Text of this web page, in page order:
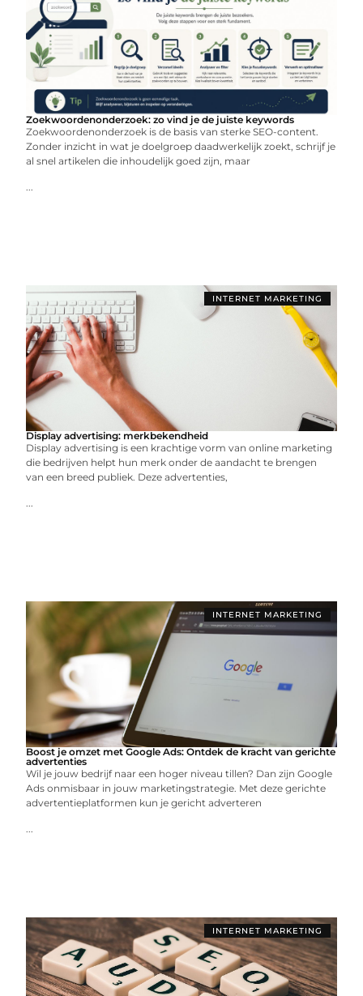
Zoekwoordenonderzoek: zo vind je de juiste keywords
Zoekwoordenonderzoek is de basis van sterke SEO-content.
Zonder inzicht in wat je doelgroep daadwerkelijk zoekt, schrijf je
al snel artikelen die inhoudelijk goed zijn, maar
...
INTERNET MARKETING
Display advertising: merkbekendheid
Display advertising is een krachtige vorm van online marketing
die bedrijven helpt hun merk onder de aandacht te brengen
van een breed publiek. Deze advertenties,
...
INTERNET MARKETING
Boost je omzet met Google Ads: Ontdek de kracht van gerichte
advertenties
Wil je jouw bedrijf naar een hoger niveau tillen? Dan zijn Google
Ads onmisbaar in jouw marketingstrategie. Met deze gerichte
advertentieplatformen kun je gericht adverteren
...
INTERNET MARKETING